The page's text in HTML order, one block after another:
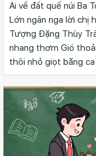
Ai về đất quế núi Ba
Lớn ngân nga lời chị
Tượng Đặng Thùy
nhang thơm Gió
thôi nhỏ giọt băng ca